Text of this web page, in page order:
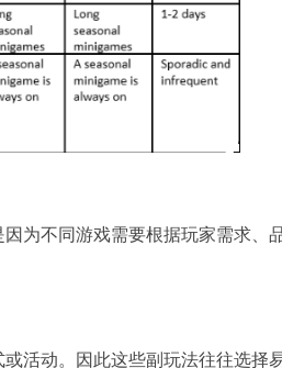
为不同游戏需要根据玩家需求、
活动。因此这些副玩法往往选择